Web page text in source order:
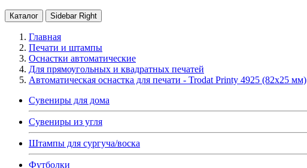
Каталог Sidebar Right
Главная
Печати и штампы
Оснастки автоматические
Для прямоугольных и квадратных печатей
Автоматическая оснастка для печати - Trodat Printy 4925 (82х25 мм)
Сувениры для дома
Сувениры из угля
Штампы для сургуча/воска
Футболки